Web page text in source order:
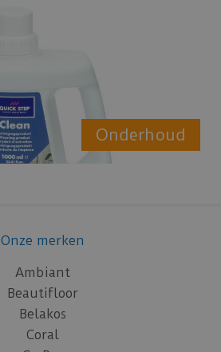
Onderhoud
Onze merken
Ambiant
Beautifloor
Belakos
Coral